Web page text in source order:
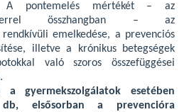
A pontemelés mértékét – az
összhangban – az
rendkívüli emelkedése, a prevenciós
illetve a krónikus betegségek
való szoros összefüggései
gyermekszolgálatok esetében
elsősorban a prevencióra